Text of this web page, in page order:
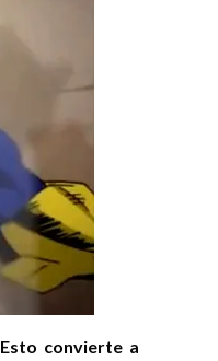
Esto convierte a